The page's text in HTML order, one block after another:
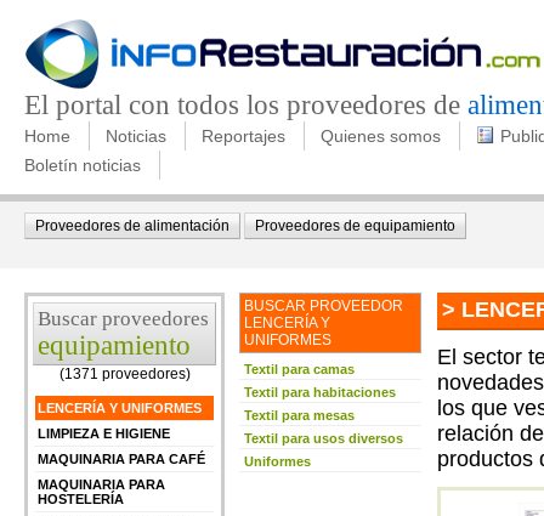
El portal con todos los proveedores de
Home Noticias Reportajes Quienes somos
Boletín noticias
Proveedores de alimentación Proveedores de equipamiento
Buscar proveedores
equipamiento
(1371 proveedores)
LENCERÍA Y UNIFORMES
LIMPIEZA E HIGIENE
MAQUINARIA PARA CAFÉ
MAQUINARIA PARA
HOSTELERÍA
BUSCAR PROVEEDOR
LENCERÍA Y
UNIFORMES
Textil para camas
Textil para habitaciones
Textil para mesas
Textil para usos diversos
Uniformes
>
El sector
los que
relación
productos